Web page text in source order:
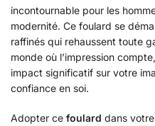
incontournable pour les
modernité. Ce foulard se
raffinés qui rehaussent toute
monde où l’impression
impact significatif sur votre
confiance en soi.
Adopter ce foulard dans